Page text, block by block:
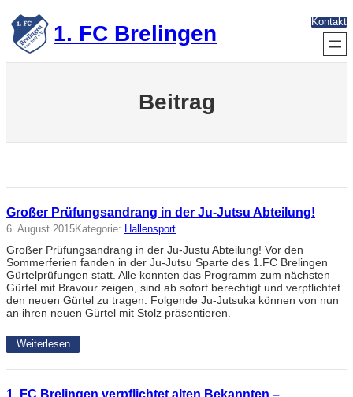
Zum
Inhalt
springen 1. FC Brelingen Kontakt
Beitrag
Großer Prüfungsandrang in der Ju-Jutsu Abteilung!
6. August 2015Kategorie: Hallensport
Großer Prüfungsandrang in der Ju-Justu Abteilung! Vor den
Sommerferien fanden in der Ju-Jutsu Sparte des 1.FC Brelingen
Gürtelprüfungen statt. Alle konnten das Programm zum nächsten
Gürtel mit Bravour zeigen, sind ab sofort berechtigt und verpflichtet
den neuen Gürtel zu tragen. Folgende Ju-Jutsuka können von nun
an ihren neuen Gürtel mit Stolz präsentieren.
Weiterlesen